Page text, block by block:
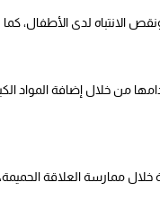
الانتباه لدى الأطفال،
من خلال إضافة المواد
ممارسة العلاقة الحميمة،